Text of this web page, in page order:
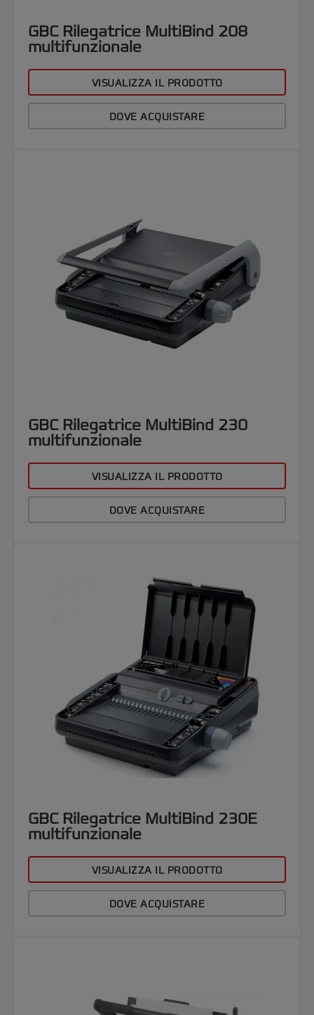
GBC Rilegatrice MultiBind 208
multifunzionale
VISUALIZZA IL PRODOTTO
DOVE ACQUISTARE
GBC Rilegatrice MultiBind 230
multifunzionale
VISUALIZZA IL PRODOTTO
DOVE ACQUISTARE
GBC Rilegatrice MultiBind 230E
multifunzionale
VISUALIZZA IL PRODOTTO
DOVE ACQUISTARE